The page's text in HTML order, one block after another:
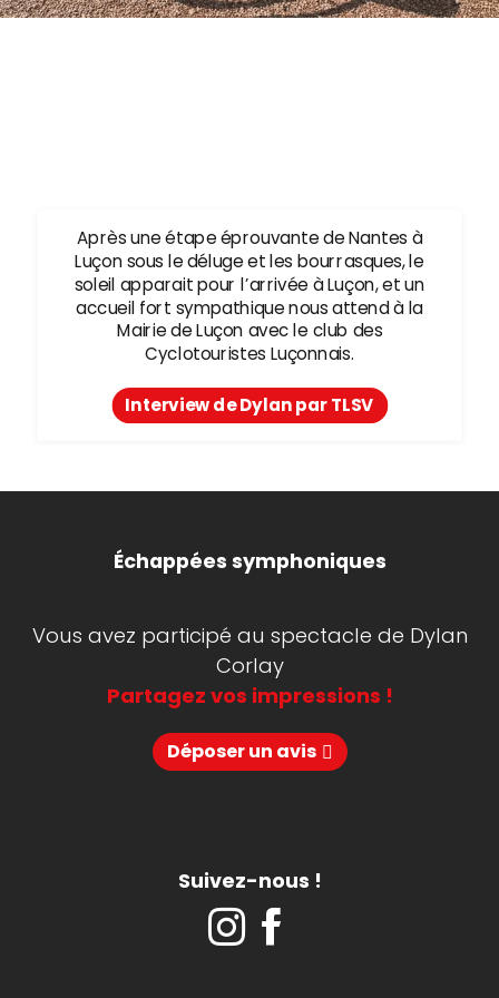
Après une étape éprouvante de Nantes à
Luçon sous le déluge et les bourrasques, le
soleil apparait pour l’arrivée à Luçon, et un
accueil fort sympathique nous attend à la
Mairie de Luçon avec le club des
Cyclotouristes Luçonnais.
Interview de Dylan par TLSV
Échappées symphoniques
Vous avez participé au spectacle de Dylan
Corlay
Partagez vos impressions !
Déposer un avis
Suivez-nous !